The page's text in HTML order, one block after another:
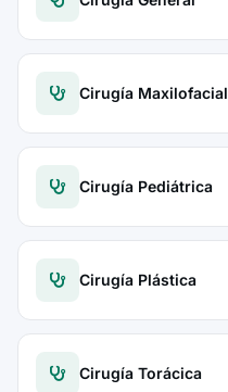
Cirugía Maxilofacial
Cirugía Pediátrica
Cirugía Plástica
Cirugía Torácica